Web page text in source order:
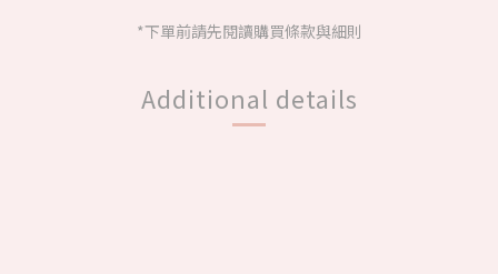
*下單前請先閱讀購買條款與細則
Additional details